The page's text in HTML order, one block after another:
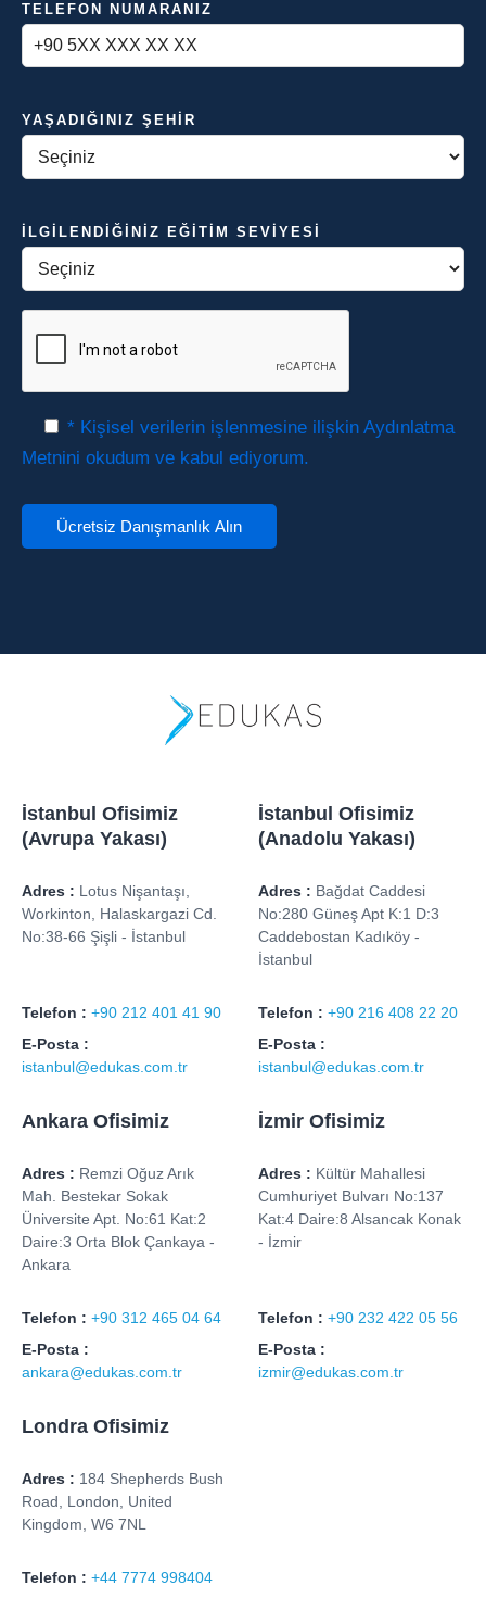
TELEFON NUMARANIZ
YAŞADIĞINIZ ŞEHIR
İLGILENDIĞINIZ EĞITIM SEVIYESI
* Kişisel verilerin işlenmesine ilişkin Aydınlatma
Metnini okudum ve kabul ediyorum.
İstanbul Ofisimiz
(Avrupa Yakası)
Adres : Lotus Nişantaşı,
Workinton, Halaskargazi Cd.
No:38-66 Şişli - İstanbul
Telefon : +90 212 401 41 90
E-Posta :
istanbul@edukas.com.tr
İstanbul Ofisimiz
(Anadolu Yakası)
Adres : Bağdat Caddesi
No:280 Güneş Apt K:1 D:3
Caddebostan Kadıköy -
İstanbul
Telefon : +90 216 408 22 20
E-Posta :
istanbul@edukas.com.tr
Ankara Ofisimiz
Adres : Remzi Oğuz Arık
Mah. Bestekar Sokak
Üniversite Apt. No:61 Kat:2
Daire:3 Orta Blok Çankaya -
Ankara
Telefon : +90 312 465 04 64
E-Posta :
ankara@edukas.com.tr
İzmir Ofisimiz
Adres : Kültür Mahallesi
Cumhuriyet Bulvarı No:137
Kat:4 Daire:8 Alsancak Konak
- İzmir
Telefon : +90 232 422 05 56
E-Posta :
izmir@edukas.com.tr
Londra Ofisimiz
Adres : 184 Shepherds Bush
Road, London, United
Kingdom, W6 7NL
Telefon : +44 7774 998404